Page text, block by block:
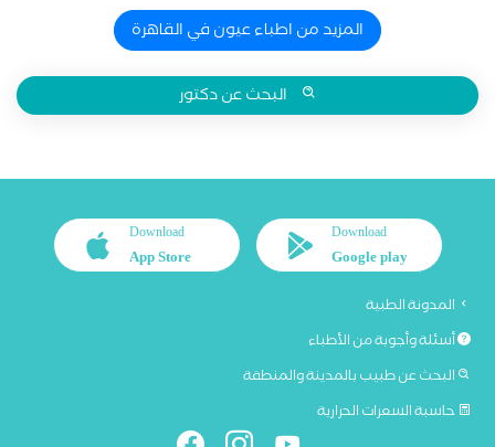
المزيد من اطباء عيون في القاهرة
البحث عن دكتور
Download
Google play
Download
App Store
المدونة الطبية
أسئلة وأجوبة من الأطباء
البحث عن طبيب بالمدينة والمنطقة
حاسبة السعرات الحرارية